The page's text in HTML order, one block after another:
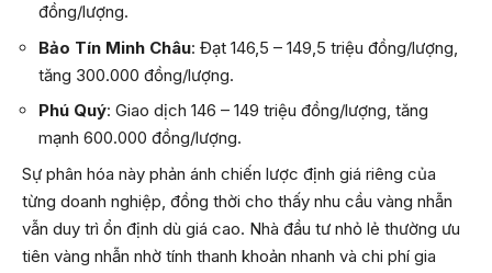
đồng/lượng.
Bảo Tín Minh Châu: Đạt 146,5 – 149,5 triệu đồng/lượng,
tăng 300.000 đồng/lượng.
Phú Quý: Giao dịch 146 – 149 triệu đồng/lượng, tăng
mạnh 600.000 đồng/lượng.
Sự phân hóa này phản ánh chiến lược định giá riêng của
từng doanh nghiệp, đồng thời cho thấy nhu cầu vàng nhẫn
vẫn duy trì ổn định dù giá cao. Nhà đầu tư nhỏ lẻ thường ưu
tiên vàng nhẫn nhờ tính thanh khoản nhanh và chi phí gia